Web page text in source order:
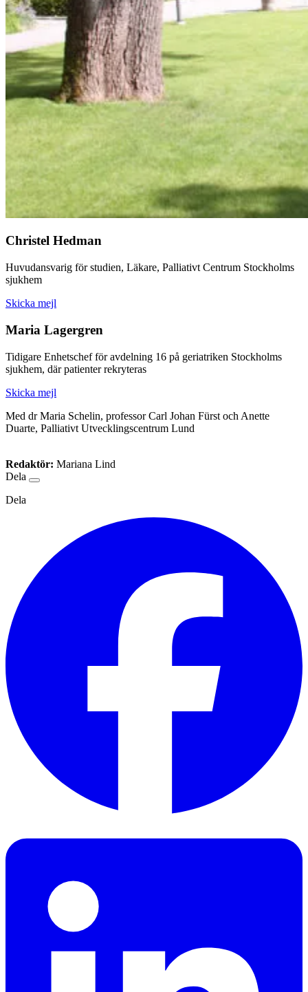
Christel Hedman
Huvudansvarig för studien, Läkare, Palliativt Centrum Stockholms
sjukhem
Skicka mejl
Maria Lagergren
Tidigare Enhetschef för avdelning 16 på geriatriken Stockholms
sjukhem, där patienter rekryteras
Skicka mejl
Med dr Maria Schelin, professor Carl Johan Fürst och Anette
Duarte, Palliativt Utvecklingscentrum Lund
Redaktör: Mariana Lind
Dela
Dela